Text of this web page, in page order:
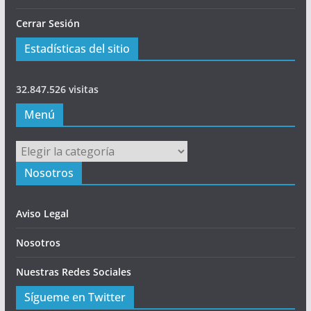
Cerrar Sesión
Estadísticas del sitio
32.847.526 visitas
Menú
Menú
Nosotros
Aviso Legal
Nosotros
Nuestras Redes Sociales
Sígueme en Twitter